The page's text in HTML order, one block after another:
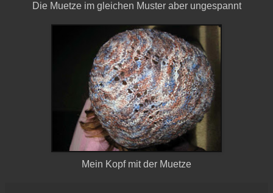
Die Muetze im gleichen Muster aber ungespannt
Mein Kopf mit der Muetze